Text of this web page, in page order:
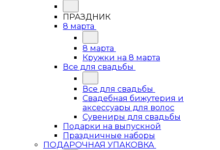
ПРАЗДНИК
8 марта
8 марта
Кружки на 8 марта
Все для свадьбы
Все для свадьбы
Свадебная бижутерия и
аксессуары для волос
Сувениры для свадьбы
Подарки на выпускной
Праздничные наборы
ПОДАРОЧНАЯ УПАКОВКА